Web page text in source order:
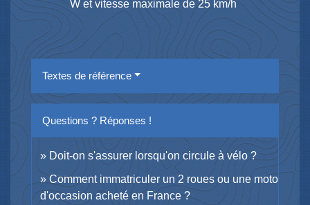
W et vitesse maximale de 25 km/h
Textes de référence
Questions ? Réponses !
Doit-on s'assurer lorsqu'on circule à vélo ?
Comment immatriculer un 2 roues ou une moto
d'occasion acheté en France ?